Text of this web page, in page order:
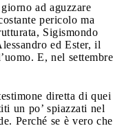
ad aguzzare
pericolo ma
Sigismondo
ed Ester, il
E, nel settembre
diretta di quei
un po’ spiazzati nel
Perché se è vero che